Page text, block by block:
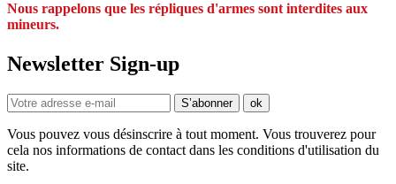
Nous rappelons que les répliques d'armes sont interdites aux
mineurs.
Newsletter Sign-up
Vous pouvez vous désinscrire à tout moment. Vous trouverez pour
cela nos informations de contact dans les conditions d'utilisation du
site.